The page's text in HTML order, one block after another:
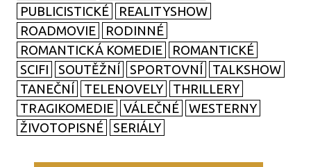
PUBLICISTICKÉ
REALITYSHOW
ROADMOVIE
RODINNÉ
ROMANTICKÁ KOMEDIE
ROMANTICKÉ
SCIFI
SOUTĚŽNÍ SPORTOVNÍ
TALKSHOW
TANEČNÍ
TELENOVELY
THRILLERY
TRAGIKOMEDIE
VÁLEČNÉ
WESTERNY
ŽIVOTOPISNÉ
SERIÁLY